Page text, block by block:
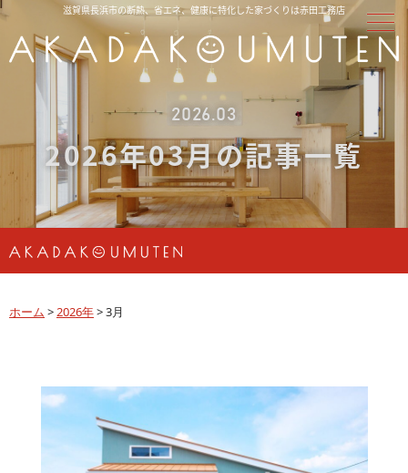
滋賀県長浜市の断熱、省エネ、健康に特化した家づくりは赤田工務店
2026.03
2026年03月の記事一覧
ホーム >2026年>3月